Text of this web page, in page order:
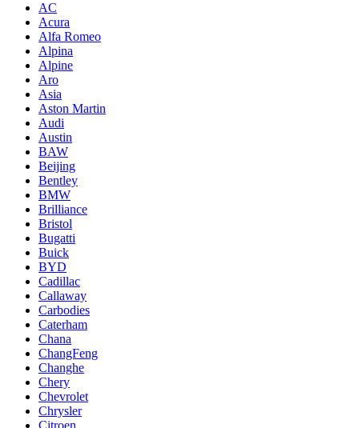
AC
Acura
Alfa Romeo
Alpina
Alpine
Aro
Asia
Aston Martin
Audi
Austin
BAW
Beijing
Bentley
BMW
Brilliance
Bristol
Bugatti
Buick
BYD
Cadillac
Callaway
Carbodies
Caterham
Chana
ChangFeng
Changhe
Chery
Chevrolet
Chrysler